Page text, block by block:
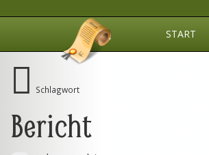
START
Schlagwort
Bericht